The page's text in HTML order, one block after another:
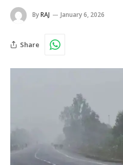
ByRAJ January 6, 2026
Share